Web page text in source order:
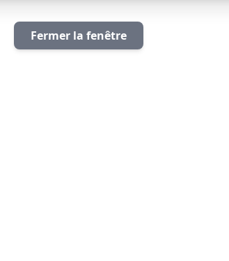
Fermer la fenêtre